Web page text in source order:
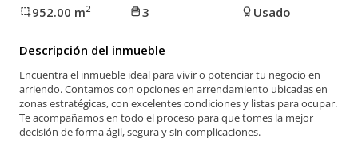
952.00 m2 3 Usado
Descripción del inmueble
Encuentra el inmueble ideal para vivir o potenciar tu negocio en
arriendo. Contamos con opciones en arrendamiento ubicadas en
zonas estratégicas, con excelentes condiciones y listas para ocupar.
Te acompañamos en todo el proceso para que tomes la mejor
decisión de forma ágil, segura y sin complicaciones.